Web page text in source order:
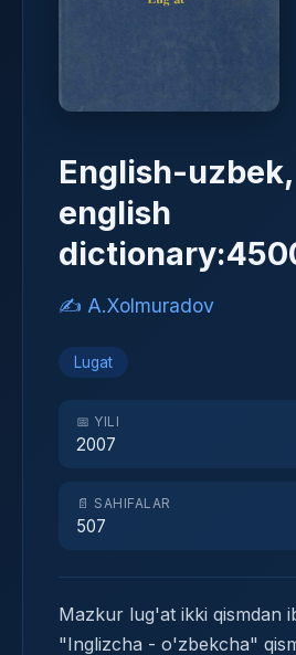
English-
english
✍️ A.Xolmuradov
Lugat
📅 YILI
2007
📄 SAHIFALAR
507
Mazkur lug'at ikki qismdan
"Inglizcha - o'zbekcha"